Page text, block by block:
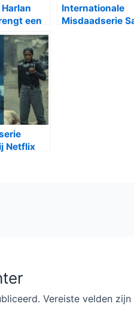
een
Prime
Internationale
Misdaadserie
Netflix
Vereiste velden